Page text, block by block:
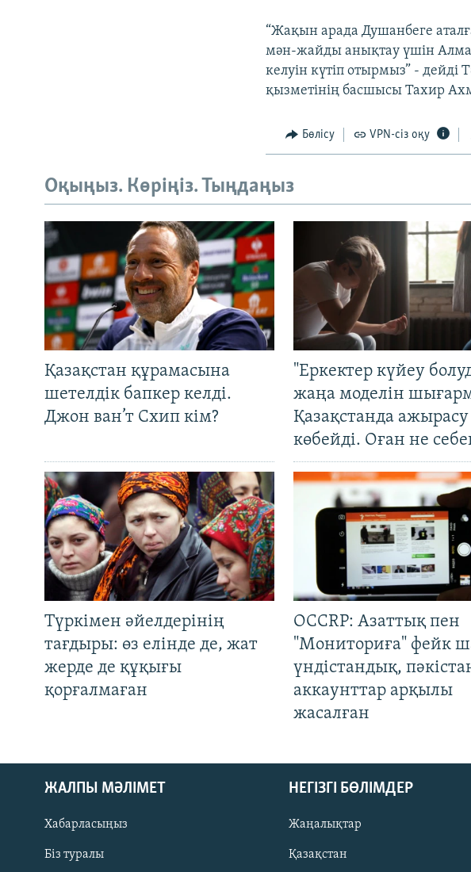
“Жақын арада Душанбеге
мән-жайды анықтау үшін
келуін күтіп отырмыз” - дейді
қызметінің басшысы Тахир
Бөлісу VPN-сіз оқу
Оқыңыз. Көріңіз. Тыңдаңыз
Қазақстан құрамасына
шетелдік бапкер келді.
Джон ван’т Схип кім?
"Еркектер күйеу
жаңа моделін
Қазақстанда
көбейді. Оған не
Түркімен әйелдерінің
тағдыры: өз елінде де, жат
жерде де құқығы
қорғалмаған
OCCRP: Азаттық пен
"Мониториға" фейк
үндістандық,
аккаунттар арқылы
жасалған
ЖАЛПЫ МӘЛІМЕТ
Хабарласыңыз
Біз туралы
НЕГІЗГІ БӨЛІМДЕР
Жаңалықтар
Қазақстан